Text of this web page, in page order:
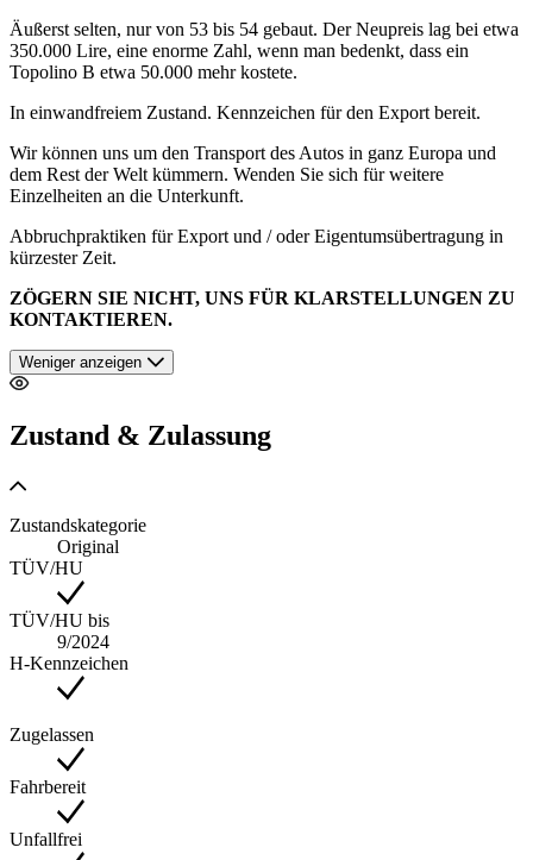
Äußerst selten, nur von 53 bis 54 gebaut. Der Neupreis lag bei etwa
350.000 Lire, eine enorme Zahl, wenn man bedenkt, dass ein
Topolino B etwa 50.000 mehr kostete.
In einwandfreiem Zustand. Kennzeichen für den Export bereit.
Wir können uns um den Transport des Autos in ganz Europa und
dem Rest der Welt kümmern. Wenden Sie sich für weitere
Einzelheiten an die Unterkunft.
Abbruchpraktiken für Export und / oder Eigentumsübertragung in
kürzester Zeit.
ZÖGERN SIE NICHT, UNS FÜR KLARSTELLUNGEN ZU
KONTAKTIEREN.
Weniger anzeigen
Zustand & Zulassung
Zustandskategorie
Original
TÜV/HU
TÜV/HU bis
9/2024
H-Kennzeichen
Zugelassen
Fahrbereit
Unfallfrei